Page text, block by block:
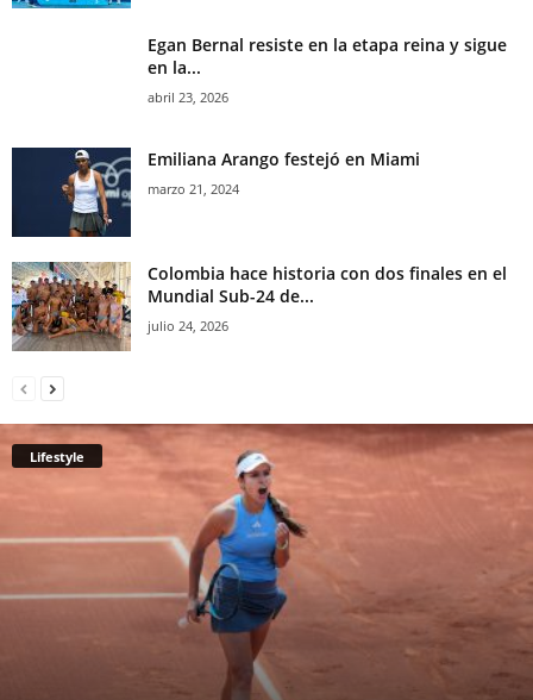
Egan Bernal resiste en la etapa reina y sigue
en la...
abril 23, 2026
Emiliana Arango festejó en Miami
marzo 21, 2024
Colombia hace historia con dos finales en el
Mundial Sub-24 de...
julio 24, 2026
Lifestyle